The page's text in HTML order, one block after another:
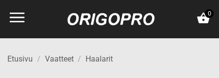
0
Etusivu / Vaatteet / Haalarit